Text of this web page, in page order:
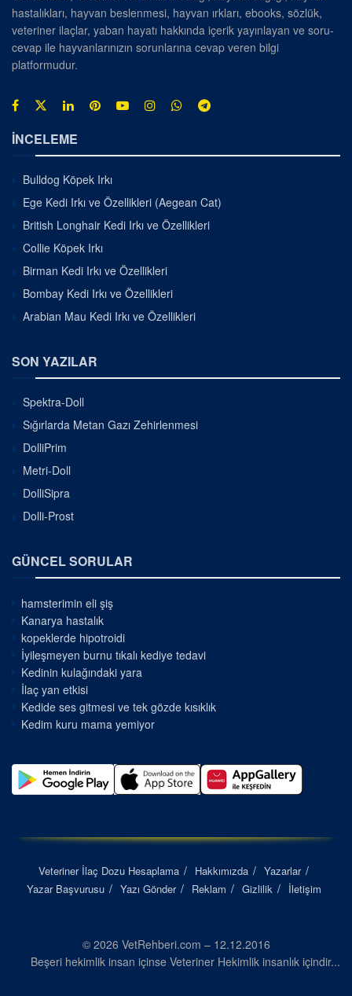
hastalıkları, hayvan beslenmesi, hayvan ırkları, ebooks, sözlük,
veteriner ilaçlar, yaban hayatı hakkında içerik yayınlayan ve soru-
cevap ile hayvanlarınızın sorunlarına cevap veren bilgi
platformudur.
İNCELEME
Bulldog Köpek Irkı
Ege Kedi Irkı ve Özellikleri (Aegean Cat)
British Longhair Kedi Irkı ve Özellikleri
Collie Köpek Irkı
Birman Kedi Irkı ve Özellikleri
Bombay Kedi Irkı ve Özellikleri
Arabian Mau Kedi Irkı ve Özellikleri
SON YAZILAR
Spektra-Doll
Sığırlarda Metan Gazı Zehirlenmesi
DolliPrim
Metri-Doll
DolliSipra
Dolli-Prost
GÜNCEL SORULAR
hamsterimin eli şiş
Kanarya hastalık
kopeklerde hipotroidi
İyileşmeyen burnu tıkalı kediye tedavi
Kedinin kulağındaki yara
İlaç yan etkisi
Kedide ses gitmesi ve tek gözde kısıklık
Kedim kuru mama yemiyor
Veteriner İlaç Dozu Hesaplama Hakkımızda
Yazarlar
Yazar Başvurusu
Yazı Gönder Reklam Gizlilik İletişim
© 2026 VetRehberi.com – 12.12.2016
Beşeri hekimlik insan içinse Veteriner Hekimlik insanlık içindir...